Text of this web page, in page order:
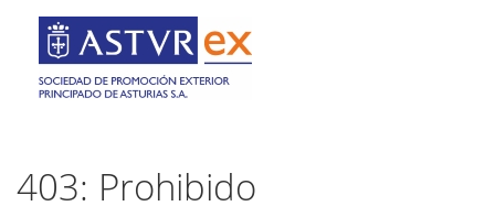
403: Prohibido